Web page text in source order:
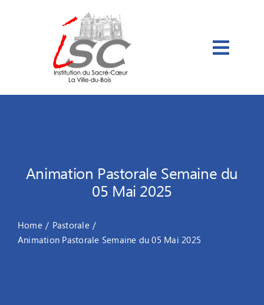
Animation Pastorale Semaine du
05 Mai 2025
Home
Pastorale
Animation Pastorale Semaine du 05 Mai 2025